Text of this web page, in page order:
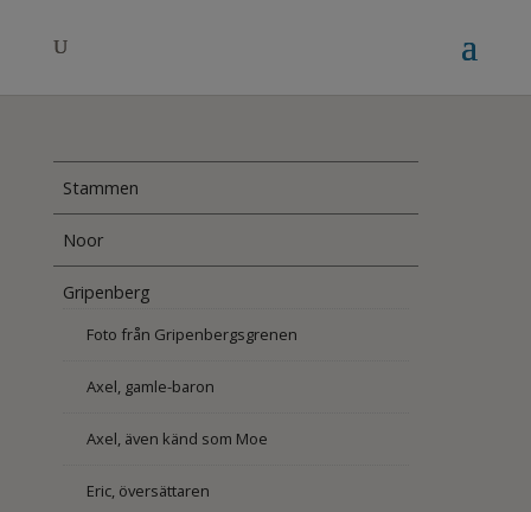
Stammen
Noor
Gripenberg
Foto från Gripenbergsgrenen
Axel, gamle-baron
Axel, även känd som Moe
Eric, översättaren